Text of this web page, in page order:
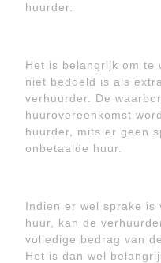
huurder.
Het is belangrijk om te
niet bedoeld is als
verhuurder. De
huurovereenkomst
huurder, mits er geen
onbetaalde huur.
Indien er wel sprake is
huur, kan de
volledige bedrag van
Het is dan wel